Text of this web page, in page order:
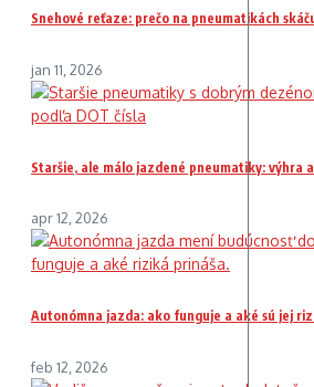
Snehové reťaze: prečo na pneumatikách
jan 11, 2026
Staršie, ale málo jazdené pneumatiky: výhra
apr 12, 2026
Autonómna jazda: ako funguje a aké sú jej
feb 12, 2026